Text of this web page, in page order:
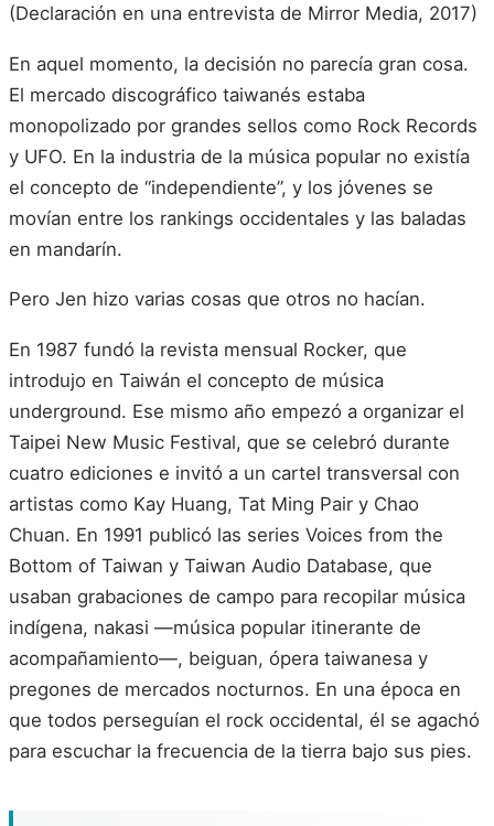
(Declaración en una entrevista de Mirror Media, 2017)
En aquel momento, la decisión no parecía gran cosa.
El mercado discográfico taiwanés estaba
monopolizado por grandes sellos como Rock Records
y UFO. En la industria de la música popular no existía
el concepto de “independiente”, y los jóvenes se
movían entre los rankings occidentales y las baladas
en mandarín.
Pero Jen hizo varias cosas que otros no hacían.
En 1987 fundó la revista mensual Rocker, que
introdujo en Taiwán el concepto de música
underground. Ese mismo año empezó a organizar el
Taipei New Music Festival, que se celebró durante
cuatro ediciones e invitó a un cartel transversal con
artistas como Kay Huang, Tat Ming Pair y Chao
Chuan. En 1991 publicó las series Voices from the
Bottom of Taiwan y Taiwan Audio Database, que
usaban grabaciones de campo para recopilar música
indígena, nakasi —música popular itinerante de
acompañamiento—, beiguan, ópera taiwanesa y
pregones de mercados nocturnos. En una época en
que todos perseguían el rock occidental, él se agachó
para escuchar la frecuencia de la tierra bajo sus pies.